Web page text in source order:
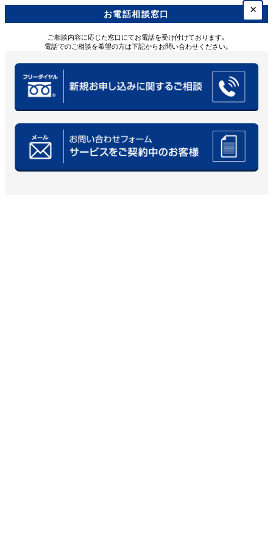
お電話相談窓口 ×
ご相談内容に応じた窓口にてお電話を受け付けております｡
電話でのご相談を希望の方は下記からお問い合わせください｡